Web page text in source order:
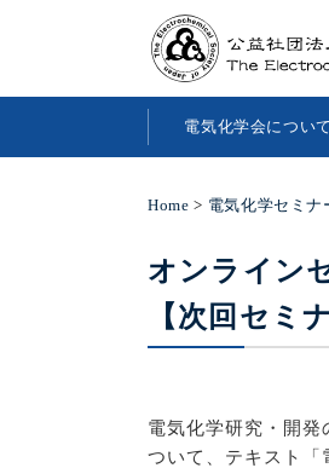
電気化学会について
Home > 電気化学セミナ
オンライン
【次回セミ
電気化学研究・開発
ついて、テキスト「